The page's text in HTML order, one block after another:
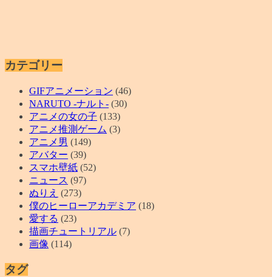
カテゴリー
GIFアニメーション (46)
NARUTO -ナルト- (30)
アニメの女の子 (133)
アニメ推測ゲーム (3)
アニメ男 (149)
アバター (39)
スマホ壁紙 (52)
ニュース (97)
ぬりえ (273)
僕のヒーローアカデミア (18)
愛する (23)
描画チュートリアル (7)
画像 (114)
タグ